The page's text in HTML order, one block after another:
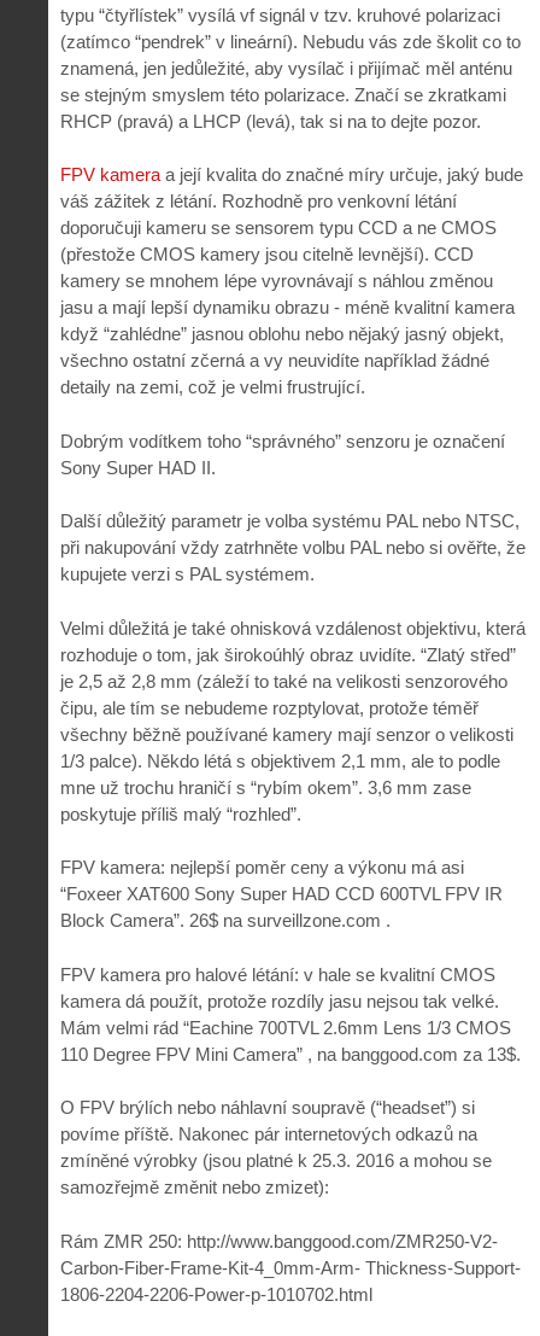
typu “čtyřlístek” vysílá vf signál v tzv. kruhové polarizaci
(zatímco “pendrek” v lineární). Nebudu vás zde školit co to
znamená, jen jedůležité, aby vysílač i přijímač měl anténu
se stejným smyslem této polarizace. Značí se zkratkami
RHCP (pravá) a LHCP (levá), tak si na to dejte pozor.
FPV kamera a její kvalita do značné míry určuje, jaký bude
váš zážitek z létání. Rozhodně pro venkovní létání
doporučuji kameru se sensorem typu CCD a ne CMOS
(přestože CMOS kamery jsou citelně levnější). CCD
kamery se mnohem lépe vyrovnávají s náhlou změnou
jasu a mají lepší dynamiku obrazu - méně kvalitní kamera
když “zahlédne” jasnou oblohu nebo nějaký jasný objekt,
všechno ostatní zčerná a vy neuvidíte například žádné
detaily na zemi, což je velmi frustrující.
Dobrým vodítkem toho “správného” senzoru je označení
Sony Super HAD II.
Další důležitý parametr je volba systému PAL nebo NTSC,
při nakupování vždy zatrhněte volbu PAL nebo si ověřte, že
kupujete verzi s PAL systémem.
Velmi důležitá je také ohnisková vzdálenost objektivu, která
rozhoduje o tom, jak širokoúhlý obraz uvidíte. “Zlatý střed”
je 2,5 až 2,8 mm (záleží to také na velikosti senzorového
čipu, ale tím se nebudeme rozptylovat, protože téměř
všechny běžně používané kamery mají senzor o velikosti
1/3 palce). Někdo létá s objektivem 2,1 mm, ale to podle
mne už trochu hraničí s “rybím okem”. 3,6 mm zase
poskytuje příliš malý “rozhled”.
FPV kamera: nejlepší poměr ceny a výkonu má asi
“Foxeer XAT600 Sony Super HAD CCD 600TVL FPV IR
Block Camera”. 26$ na surveillzone.com .
FPV kamera pro halové létání: v hale se kvalitní CMOS
kamera dá použít, protože rozdíly jasu nejsou tak velké.
Mám velmi rád “Eachine 700TVL 2.6mm Lens 1/3 CMOS
110 Degree FPV Mini Camera” , na banggood.com za 13$.
O FPV brýlích nebo náhlavní soupravě (“headset”) si
povíme příště. Nakonec pár internetových odkazů na
zmíněné výrobky (jsou platné k 25.3. 2016 a mohou se
samozřejmě změnit nebo zmizet):
Rám ZMR 250: http://www.banggood.com/ZMR250-V2-
Carbon-Fiber-Frame-Kit-4_0mm-Arm- Thickness-Support-
1806-2204-2206-Power-p-1010702.html